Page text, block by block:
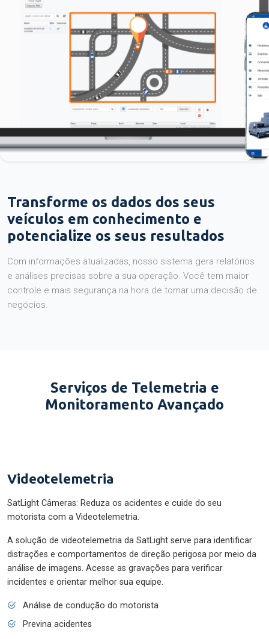
Transforme os dados dos seus
veículos em conhecimento e
potencialize os seus resultados
Com informações atualizadas, nosso sistema gera relatórios
e análises precisas sobre a sua operação. Você tem maior
controle e mais segurança na hora de tomar uma decisão de
negócios.
Serviços de Telemetria e
Monitoramento Avançado
Videotelemetria
SatLight Câmeras: Reduza os acidentes e cuide do seu
motorista com a Videotelemetria.
A solução de videotelemetria da SatLight serve para identificar
distrações e comportamentos de direção perigosa por meio da
análise de imagens. Acesse as gravações para verificar
incidentes e orientar melhor sua equipe.
Análise de condução do motorista
Previna acidentes